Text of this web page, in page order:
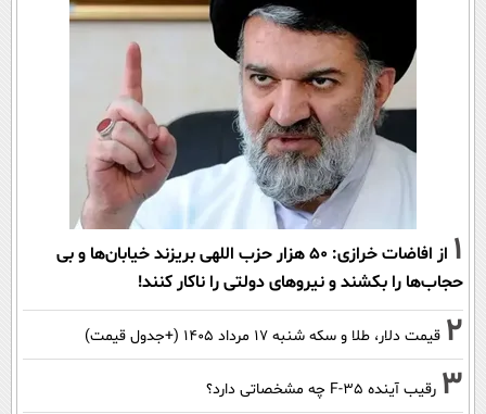
1
از افاضات خرازی: ۵۰ هزار حزب اللهی بریزند خیابان‌ها و بی
حجاب‌ها را بکشند و نیرو‌های دولتی را ناکار کنند!
2 قیمت دلار، طلا و سکه شنبه ۱۷ مرداد ۱۴۰۵ (+جدول قیمت)
3 رقیب آینده F-35 چه مشخصاتی دارد؟